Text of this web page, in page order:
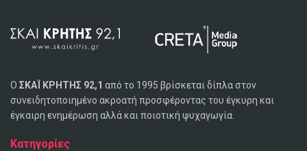
Ο ΣΚΑΪ ΚΡΗΤΗΣ 92,1 από το 1995 βρίσκεται δίπλα στον
συνειδητοποιημένο ακροατή προσφέροντας του έγκυρη και
έγκαιρη ενημέρωση αλλά και ποιοτική ψυχαγωγία.
Κατηγορίες